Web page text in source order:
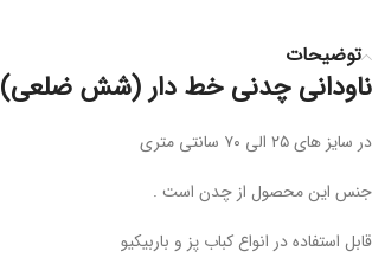
توضیحات
ناودانی چدنی خط دار (شش ضلعی)
در سایز های ۲۵ الی ۷۰ سانتی متری
جنس این محصول از چدن است .
قابل استفاده در انواع کباب پز و باربیکیو